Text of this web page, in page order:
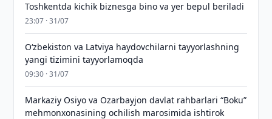
Toshkentda kichik biznesga bino va yer bepul beriladi
23:07 · 31/07
Oʻzbekiston va Latviya haydovchilarni tayyorlashning
yangi tizimini tayyorlamoqda
09:30 · 31/07
Markaziy Osiyo va Ozarbayjon davlat rahbarlari “Boku”
mehmonxonasining ochilish marosimida ishtirok